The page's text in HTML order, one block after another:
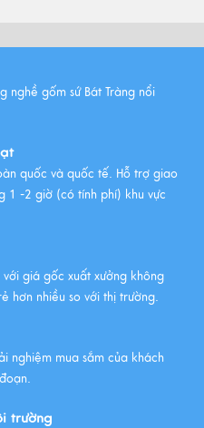
ấm trà gốm Bát
ưa chuộng nhất
nghề gốm sứ Bát Tràng nổi
quốc và quốc tế. Hỗ trợ giao
1 -2 giờ (có tính phí) khu vực
giá gốc xuất xưởng không
hơn nhiều so với thị trường.
nghiệm mua sắm của khách
trường